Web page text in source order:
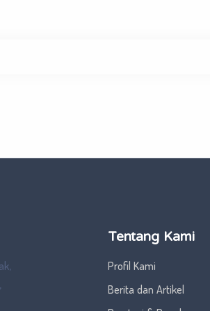
Tentang Kami
Profil Kami
Berita dan Artikel